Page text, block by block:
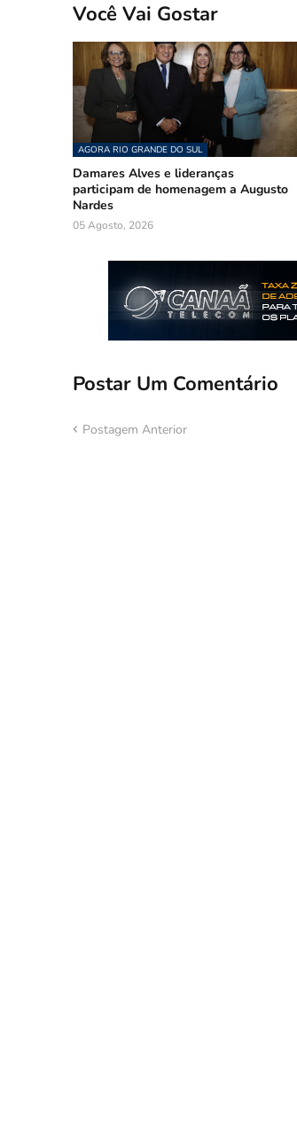
Você Vai Gostar
AGORA RIO GRANDE DO SUL
Damares Alves e lideranças
participam de homenagem a Augusto
Nardes
05 Agosto, 2026
Postar Um Comentário
Postagem Anterior